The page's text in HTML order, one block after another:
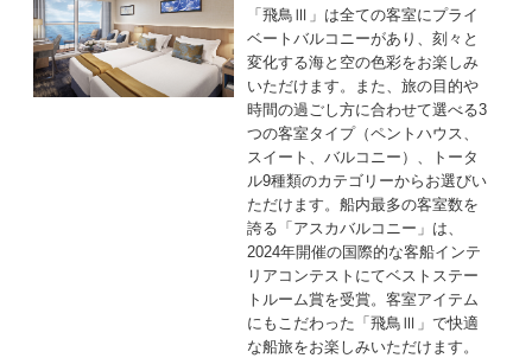
「飛鳥Ⅲ」は全ての客室にプライ
ベートバルコニーがあり、刻々と
変化する海と空の色彩をお楽しみ
いただけます。また、旅の目的や
時間の過ごし方に合わせて選べる3
つの客室タイプ（ペントハウス、
スイート、バルコニー）、トータ
ル9種類のカテゴリーからお選びい
ただけます。船内最多の客室数を
誇る「アスカバルコニー」は、
2024年開催の国際的な客船インテ
リアコンテストにてベストステー
トルーム賞を受賞。客室アイテム
にもこだわった「飛鳥Ⅲ」で快適
な船旅をお楽しみいただけます。